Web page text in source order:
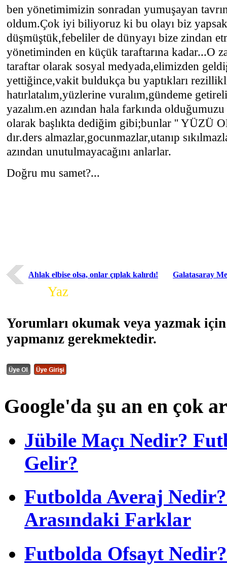
ben yönetimimizin sonradan yumuşayan
oldum.Çok iyi biliyoruz ki bu olayı biz
düşmüştük,febeliler de dünyayı bize zindan
yönetiminden en küçük taraftarına kadar...O
taraftar olarak sosyal medyada,elimizden
yettiğince,vakit buldukça bu yaptıkları
hatırlatalım,yüzlerine vuralım,gündeme
yazalım.en azından hala farkında
olarak başlıkta dediğim gibi;bunlar '' YÜZÜ
dır.ders almazlar,gocunmazlar,utanıp
azından unutulmayacağını anlarlar.
Doğru mu samet?...
Ahlak elbise olsa, onlar çıplak kalırdı! Galatasaray
Yaz
Yorumları okumak veya yazmak
yapmanız gerekmektedir.
Google'da şu an en çok
Jübile Maçı Nedir?
Gelir?
Futbolda Averaj
Arasındaki Farklar
Futbolda Ofsayt